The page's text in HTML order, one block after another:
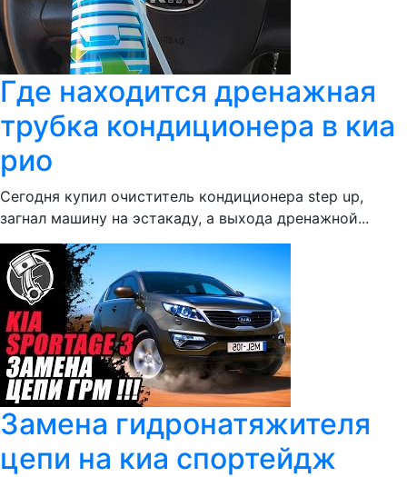
Где находится дренажная
трубка кондиционера в киа
рио
Сегодня купил очиститель кондиционера step up,
загнал машину на эстакаду, а выхода дренажной...
Замена гидронатяжителя
цепи на киа спортейдж